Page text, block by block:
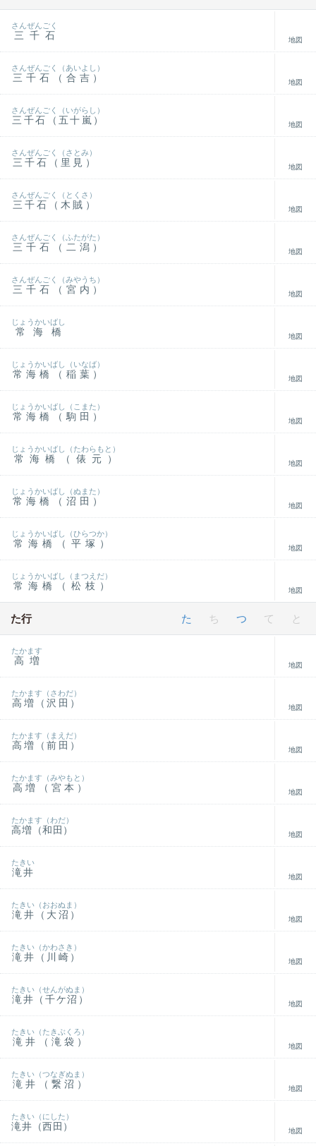
三千石
さんぜんごく
地図
三千石（合吉）
さんぜんごく（あいよし）
地図
三千石（五十嵐）
さんぜんごく（いがらし）
地図
三千石（里見）
さんぜんごく（さとみ）
地図
三千石（木賊）
さんぜんごく（とくさ）
地図
三千石（二潟）
さんぜんごく（ふたがた）
地図
三千石（宮内）
さんぜんごく（みやうち）
地図
常海橋
じょうかいばし
地図
常海橋（稲葉）
じょうかいばし（いなば）
地図
常海橋（駒田）
じょうかいばし（こまた）
地図
常海橋（俵元）
じょうかいばし（たわらもと）
地図
常海橋（沼田）
じょうかいばし（ぬまた）
地図
常海橋（平塚）
じょうかいばし（ひらつか）
地図
常海橋（松枝）
じょうかいばし（まつえだ）
地図
た行 た ち つ て と
高増
たかます
地図
高増（沢田）
たかます（さわだ）
地図
高増（前田）
たかます（まえだ）
地図
高増（宮本）
たかます（みやもと）
地図
高増（和田）
たかます（わだ）
地図
滝井
たきい
地図
滝井（大沼）
たきい（おおぬま）
地図
滝井（川崎）
たきい（かわさき）
地図
滝井（千ケ沼）
たきい（せんがぬま）
地図
滝井（滝袋）
たきい（たきぶくろ）
地図
滝井（繋沼）
たきい（つなぎぬま）
地図
滝井（西田）
たきい（にした）
地図